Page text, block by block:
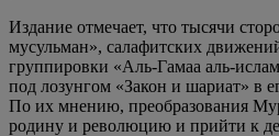
Издание отмечает, что тысячи
мусульман», салафитских
группировки «Аль-Гамаа аль-
под лозунгом «Закон и шариат» в
По их мнению, преобразования
родину и революцию и прийти к